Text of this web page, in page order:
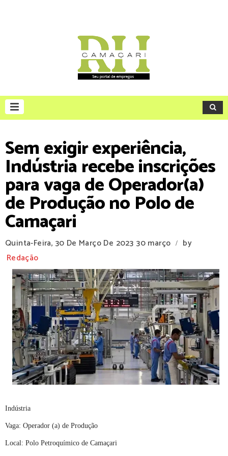
Sem exigir experiência,
Indústria recebe inscrições
para vaga de Operador(a)
de Produção no Polo de
Camaçari
Quinta-Feira, 30 De Março De 2023 30 março /
by
Redação
Indústria
Vaga: Operador (a) de Produção
Local: Polo Petroquímico de Camaçari